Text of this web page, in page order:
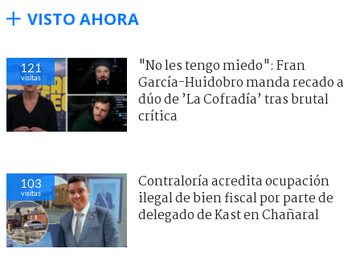
VISTO AHORA
121
visitas
"No les tengo miedo": Fran
García-Huidobro manda recado a
dúo de ’La Cofradía’ tras brutal
crítica
103
visitas
Contraloría acredita ocupación
ilegal de bien fiscal por parte de
delegado de Kast en Chañaral